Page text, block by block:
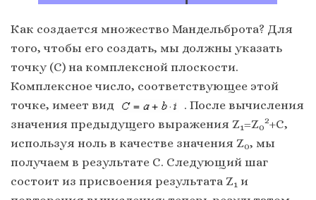
Как создается множество Мандельброта? Для
того, чтобы его создать, мы должны указать
точку (C) на комплексной плоскости.
Комплексное число, соответствующее этой
точке, имеет вид
. После вычисления
значения предыдущего выражения Z1=Z0
2+C,
используя ноль в качестве значения Z0, мы
получаем в результате C. Следующий шаг
состоит из присвоения результата Z1 и